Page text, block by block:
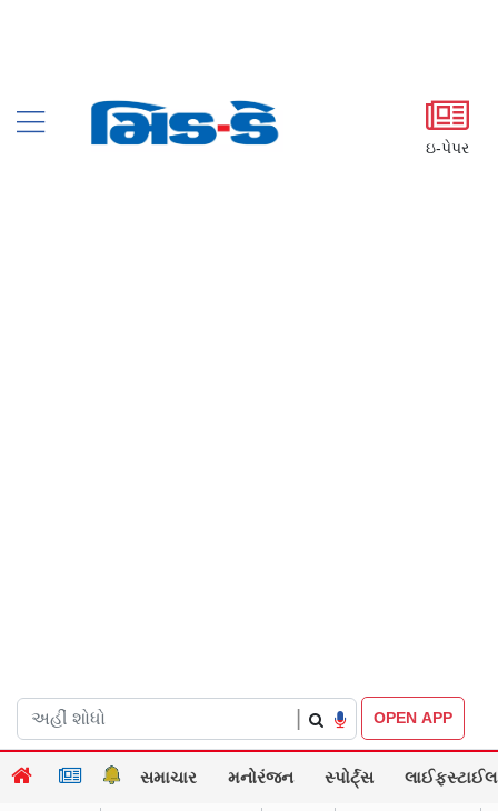
ઇ-પેપર
OPEN APP
સમાચાર મનોરંજન સ્પોર્ટ્સ લાઈફસ્ટાઈલ